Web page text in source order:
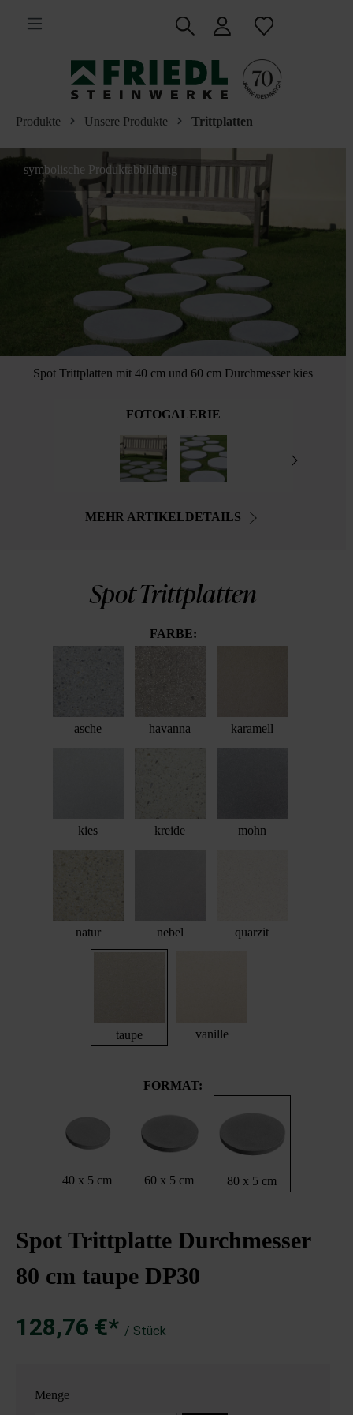
springen
Produkte Unsere Produkte Trittplatten
Spot Trittplatten mit 40 cm und 60 cm Durchmesser kies
symbolische Produktabbildung
FOTOGALERIE
MEHR ARTIKELDETAILS
Spot Trittplatten
FARBE:
asche havanna karamell
kies kreide mohn
natur nebel quarzit
taupe vanille
FORMAT:
40 x 5 cm 60 x 5 cm 80 x 5 cm
Spot Trittplatte Durchmesser
80 cm taupe DP30
128,76 €* / Stück
Menge